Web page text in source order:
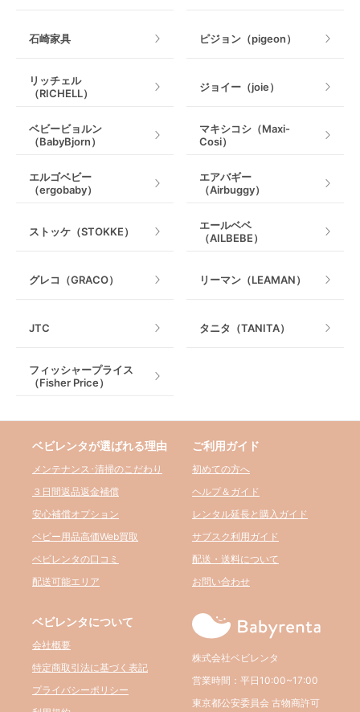
石崎家具 ピジョン（pigeon）
リッチェル
（RICHELL）
ジョイー（joie）
ベビービョルン
（BabyBjorn）
マキシコシ（Maxi-
Cosi）
エルゴベビー
（ergobaby）
エアバギー
（Airbuggy）
ストッケ（STOKKE）
エールベベ
（AILBEBE）
グレコ（GRACO） リーマン（LEAMAN）
JTC タニタ（TANITA）
フィッシャープライス
（Fisher Price）
ベビレンタが選ばれる理由
メンテナンス･清掃のこだわり
３日間返品返金補償
安心補償オプション
ベビー用品高価Web買取
ベビレンタの口コミ
配送可能エリア
ご利用ガイド
初めての方へ
ヘルプ＆ガイド
レンタル延長と購入ガイド
サブスク利用ガイド
配送・送料について
お問い合わせ
ベビレンタについて
会社概要
特定商取引法に基づく表記
プライバシーポリシー
株式会社ベビレンタ
営業時間：平日10:00~17:00
東京都公安委員会 古物商許可